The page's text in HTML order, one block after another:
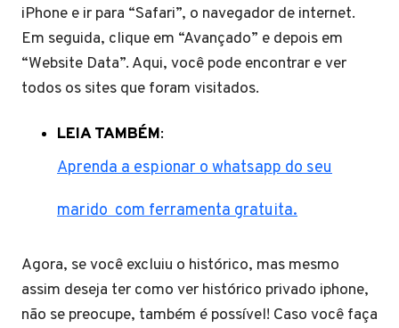
iPhone e ir para “Safari”, o navegador de internet.
Em seguida, clique em “Avançado” e depois em
“Website Data”. Aqui, você pode encontrar e ver
todos os sites que foram visitados.
LEIA TAMBÉM:
Aprenda a espionar o whatsapp do seu
marido com ferramenta gratuita.
Agora, se você excluiu o histórico, mas mesmo
assim deseja ter como ver histórico privado iphone,
não se preocupe, também é possível! Caso você faça